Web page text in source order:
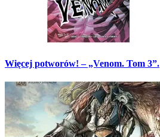
Więcej potworów! – „Venom. Tom 3”.